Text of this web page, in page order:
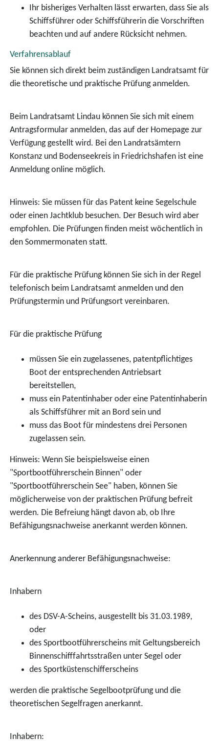
Ihr bisheriges Verhalten lässt erwarten, dass Sie als
Schiffsführer oder Schiffsführerin die Vorschriften
beachten und auf andere Rücksicht nehmen.
Verfahrensablauf
Sie können sich direkt beim zuständigen Landratsamt für
die theoretische und praktische Prüfung anmelden.
Beim Landratsamt Lindau können Sie sich mit einem
Antragsformular anmelden, das auf der Homepage zur
Verfügung gestellt wird. Bei den Landratsämtern
Konstanz und Bodenseekreis in Friedrichshafen ist eine
Anmeldung online möglich.
Hinweis: Sie müssen für das Patent keine Segelschule
oder einen Jachtklub besuchen. Der Besuch wird aber
empfohlen. Die Prüfungen finden meist wöchentlich in
den Sommermonaten statt.
Für die praktische Prüfung können Sie sich in der Regel
telefonisch beim Landratsamt anmelden und den
Prüfungstermin und Prüfungsort vereinbaren.
Für die praktische Prüfung
müssen Sie ein zugelassenes, patentpflichtiges
Boot der entsprechenden Antriebsart
bereitstellen,
muss ein Patentinhaber oder eine Patentinhaberin
als Schiffsführer mit an Bord sein und
muss das Boot für mindestens drei Personen
zugelassen sein.
Hinweis: Wenn Sie beispielsweise einen
"Sportbootführerschein Binnen" oder
"Sportbootführerschein See" haben, können Sie
möglicherweise von der praktischen Prüfung befreit
werden. Die Befreiung hängt davon ab, ob Ihre
Befähigungsnachweise anerkannt werden können.
Anerkennung anderer Befähigungsnachweise:
Inhabern
des DSV-A-Scheins, ausgestellt bis 31.03.1989,
oder
des Sportbootführerscheins mit Geltungsbereich
Binnenschifffahrtsstraßen unter Segel oder
des Sportküstenschifferscheins
werden die praktische Segelbootprüfung und die
theoretischen Segelfragen anerkannt.
Inhabern: